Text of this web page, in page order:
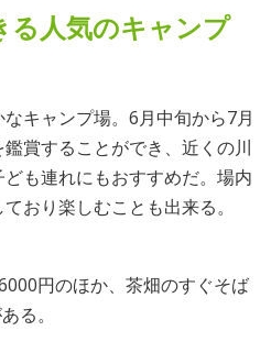
る人気のキャンプ
キャンプ場。6月中旬から7月
賞することができ、近くの川
も連れにもおすすめだ。場内
おり楽しむことも出来る。
円のほか、茶畑のすぐそば
る。